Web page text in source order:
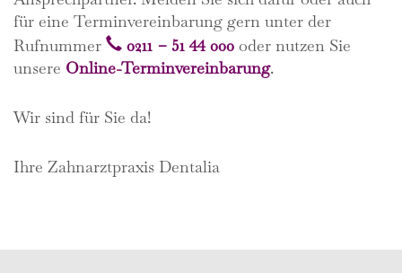
für eine Terminvereinbarung gern unter der
Rufnummer
0211 − 51 44 000 oder nutzen Sie
unsere Online-Terminvereinbarung.
Wir sind für Sie da!
Ihre Zahnarztpraxis Dentalia